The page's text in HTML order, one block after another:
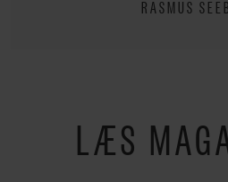
RASMUS
LÆS